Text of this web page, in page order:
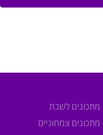
מתכונים לשבת
מתכונים צמחוניים